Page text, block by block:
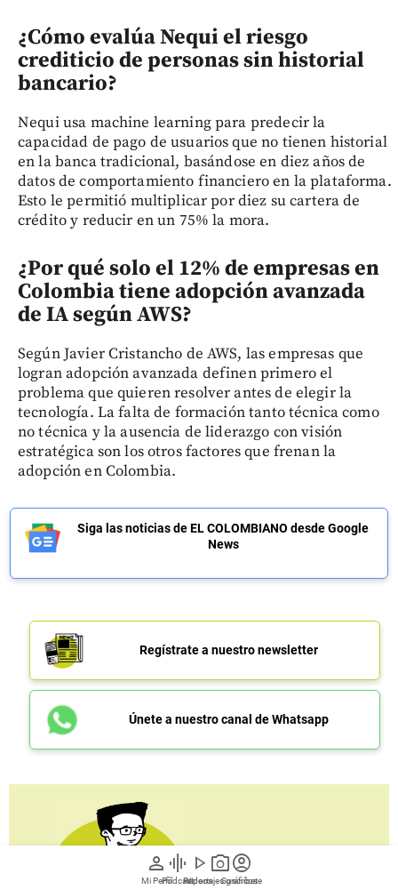
person
Mi Perfil
graphic_eq
Pódcast
play_arrow
Videos
photo_camera
Reportajes gráficos
account_circle
Suscríbete
¿Cómo evalúa Nequi el riesgo
crediticio de personas sin historial
bancario?
Nequi usa machine learning para predecir la
capacidad de pago de usuarios que no tienen historial
en la banca tradicional, basándose en diez años de
datos de comportamiento financiero en la plataforma.
Esto le permitió multiplicar por diez su cartera de
crédito y reducir en un 75% la mora.
¿Por qué solo el 12% de empresas en
Colombia tiene adopción avanzada
de IA según AWS?
Según Javier Cristancho de AWS, las empresas que
logran adopción avanzada definen primero el
problema que quieren resolver antes de elegir la
tecnología. La falta de formación tanto técnica como
no técnica y la ausencia de liderazgo con visión
estratégica son los otros factores que frenan la
adopción en Colombia.
Siga las noticias de EL COLOMBIANO desde Google
News
Regístrate a nuestro newsletter
Únete a nuestro canal de Whatsapp